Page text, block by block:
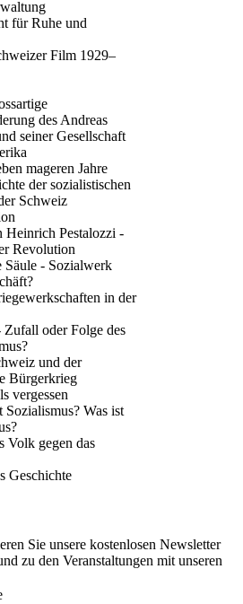
Sie unsere kostenlosen Newsletter
zu den Veranstaltungen mit unseren